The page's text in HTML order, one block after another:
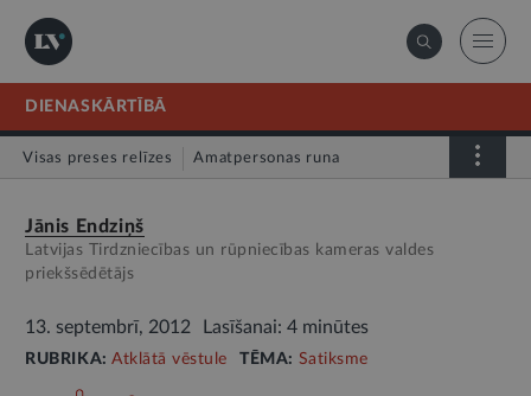
DIENASKĀRTĪBĀ
Visas preses relīzes Amatpersonas runa
Jānis Endziņš
Latvijas Tirdzniecības un rūpniecības kameras valdes
priekšsēdētājs
13. septembrī, 2012 Lasīšanai: 4 minūtes
RUBRIKA:Atklātā vēstule TĒMA: Satiksme